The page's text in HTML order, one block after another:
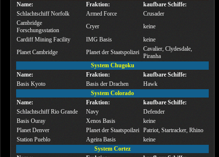
Name:
Fraktion:
kaufbare Schiffe:
Schlachtschiff Norfolk
Armed Force
Crusader
Cambridge
Forschungsstation
Cryer
keine
Cardiff Mining Facility
IMG Basis
keine
Planet Cambridge
Planet der Staatspolizei Cavalier, Clydesdale,
Piranha
System Chugoku
Name:
Fraktion:
kaufbare Schiffe:
Basis Kyoto
Basis der Drachen
Hawk
System Colorado
Name:
Fraktion:
kaufbare Schiffe:
Schlachtschiff Rio Grande
Navy
Defender
Basis Ouray
Xenos Basis
keine
Planet Denver
Planet der Staatspoilzei Patriot, Startracker, Rhino
Station Pueblo
Ageira Basis
keine
System Cortez